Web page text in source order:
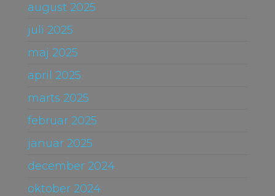
august 2025
juli 2025
maj 2025
april 2025
marts 2025
februar 2025
januar 2025
december 2024
oktober 2024